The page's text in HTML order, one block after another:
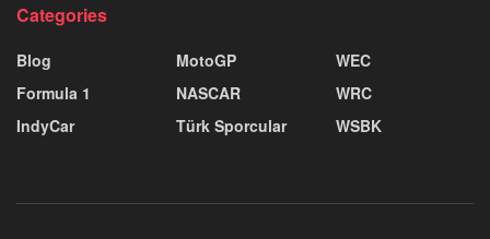
Categories
Blog
Formula 1
IndyCar
MotoGP
NASCAR
Türk Sporcular
WEC
WRC
WSBK